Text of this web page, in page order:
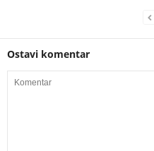
Ostavi komentar